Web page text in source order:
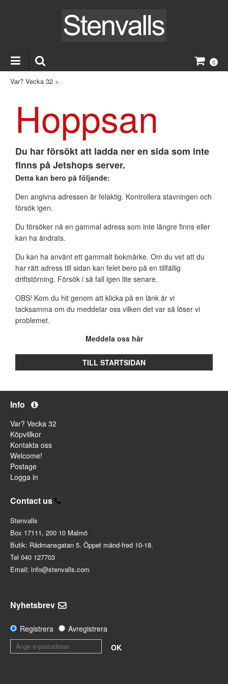
0
Var? Vecka 32 >
Hoppsan
Du har försökt att ladda ner en sida som inte
finns på Jetshops server.
Detta kan bero på följande:
Den angivna adressen är felaktig. Kontrollera stavningen och
försök igen.
Du försöker nå en gammal adress som inte längre finns eller
kan ha ändrats.
Du kan ha använt ett gammalt bokmärke. Om du vet att du
har rätt adress till sidan kan felet bero på en tillfällig
driftstörning. Försök i så fall igen lite senare.
OBS! Kom du hit genom att klicka på en länk är vi
tacksamma om du meddelar oss vilken det var så löser vi
problemet.
Meddela oss här
TILL STARTSIDAN
Info
Var? Vecka 32
Köpvillkor
Kontakta oss
Welcome!
Postage
Logga in
Contact us
Stenvalls
Box 17111, 200 10 Malmö
Butik: Rådmansgatan 5. Öppet månd-fred 10-18.
Tel 040 127703
Email: info@stenvalls.com
Nyhetsbrev
Registrera
Avregistrera
OK